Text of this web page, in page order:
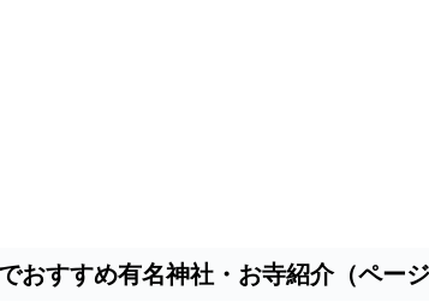
おすすめ有名神社・お寺紹介（ページ